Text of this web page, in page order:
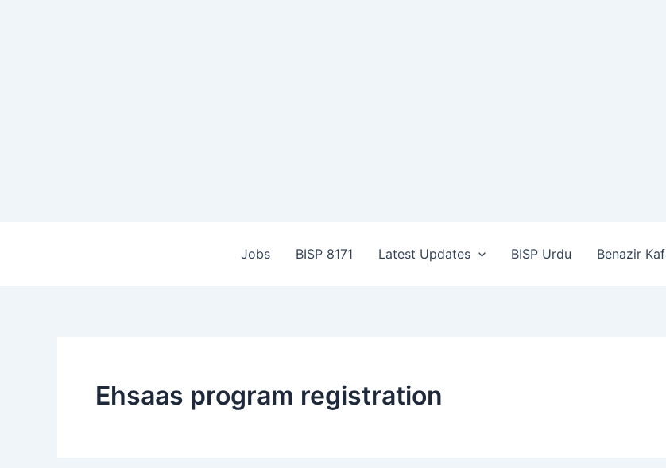
Jobs BISP 8171 Latest Updates BISP Urdu Benazir
Ehsaas program registration